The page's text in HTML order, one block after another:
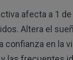
afecta a 1
Altera el
confianza en la